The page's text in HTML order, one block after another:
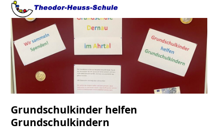
Skip
content
Open
mobile
menu
Close
mobile
menu
Grundschulkinder helfen
Grundschulkindern